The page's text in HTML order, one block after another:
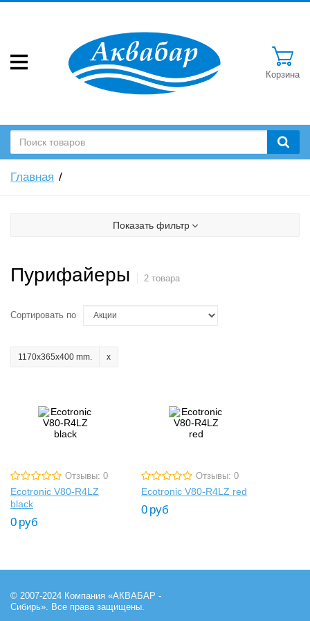
Корзина
Главная
Показать фильтр
Пурифайеры 2 товара
Сортировать по
1170x365x400 mm.
Отзывы: 0
Ecotronic V80-R4LZ
black
0 руб
Отзывы: 0
Ecotronic V80-R4LZ red
0 руб
© 2007-2024 Компания «АКВАБАР -
Сибирь». Все права защищены.